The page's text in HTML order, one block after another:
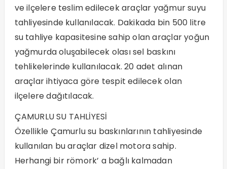
ve ilçelere teslim edilecek araçlar yağmur suyu
tahliyesinde kullanılacak. Dakikada bin 500 litre
su tahliye kapasitesine sahip olan araçlar yoğun
yağmurda oluşabilecek olası sel baskını
tehlikelerinde kullanılacak. 20 adet alınan
araçlar ihtiyaca göre tespit edilecek olan
ilçelere dağıtılacak.
ÇAMURLU SU TAHLİYESİ
Özellikle Çamurlu su baskınlarının tahliyesinde
kullanılan bu araçlar dizel motora sahip.
Herhangi bir römork’ a bağlı kalmadan